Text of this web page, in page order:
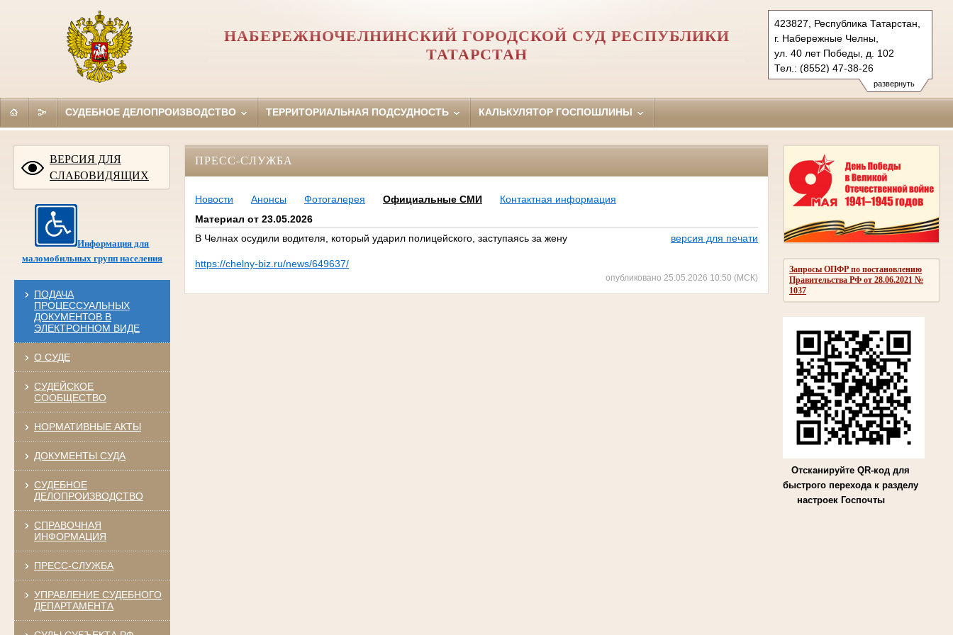
развернуть
423827, Республика Татарстан,
г. Набережные Челны,
ул. 40 лет Победы, д. 102
Тел.: (8552) 47-38-26
naberezhno-
chelninsky.tat@sudrf.ru
НАБЕРЕЖНОЧЕЛНИНСКИЙ ГОРОДСКОЙ СУД РЕСПУБЛИКИ
ТАТАРСТАН
СУДЕБНОЕ ДЕЛОПРОИЗВОДСТВО ТЕРРИТОРИАЛЬНАЯ ПОДСУДНОСТЬ КАЛЬКУЛЯТОР ГОСПОШЛИНЫ
ВЕРСИЯ ДЛЯ
СЛАБОВИДЯЩИХ
Информация для
маломобильных групп населения
ПОДАЧА
ПРОЦЕССУАЛЬНЫХ
ДОКУМЕНТОВ В
ЭЛЕКТРОННОМ ВИДЕ
О СУДЕ
СУДЕЙСКОЕ
СООБЩЕСТВО
НОРМАТИВНЫЕ АКТЫ
ДОКУМЕНТЫ СУДА
СУДЕБНОЕ
ДЕЛОПРОИЗВОДСТВО
СПРАВОЧНАЯ
ИНФОРМАЦИЯ
ПРЕСС-СЛУЖБА
УПРАВЛЕНИЕ СУДЕБНОГО
ДЕПАРТАМЕНТА
Запросы ОПФР по постановлению
Правительства РФ от 28.06.2021 №
1037
Отсканируйте QR-код для
быстрого перехода к разделу
настроек Госпочты
ПРЕСС-СЛУЖБА
Новости Анонсы Фотогалерея Официальные СМИ
Контактная информация
Материал от 23.05.2026
В Челнах осудили водителя, который ударил полицейского, заступаясь за жену
версия для печати
https://chelny-biz.ru/news/649637/
опубликовано 25.05.2026 10:50 (МСК)